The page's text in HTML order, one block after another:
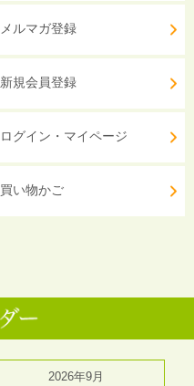
メルマガ登録
新規会員登録
ログイン・マイページ
買い物かご
2026年9月